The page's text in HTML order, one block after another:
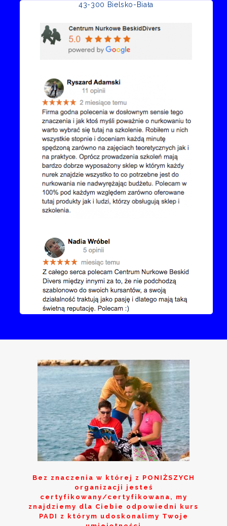
43-300 Bielsko-Biała
Bez znaczenia w której z PONIŻSZYCH
organizacji jesteś
certyfikowany/certyfikowana, my
znajdziemy dla Ciebie odpowiedni kurs
PADI z którym udoskonalimy Twoje